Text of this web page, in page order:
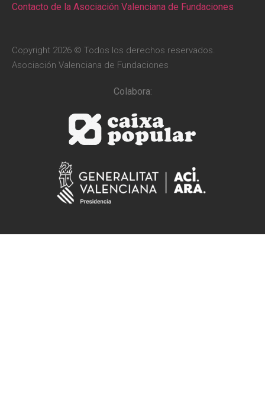
Contacto de la Asociación Valenciana de Fundaciones
Copyright 2026 © Todos los derechos reservados.
Asociación Valenciana de Fundaciones
Colabora: